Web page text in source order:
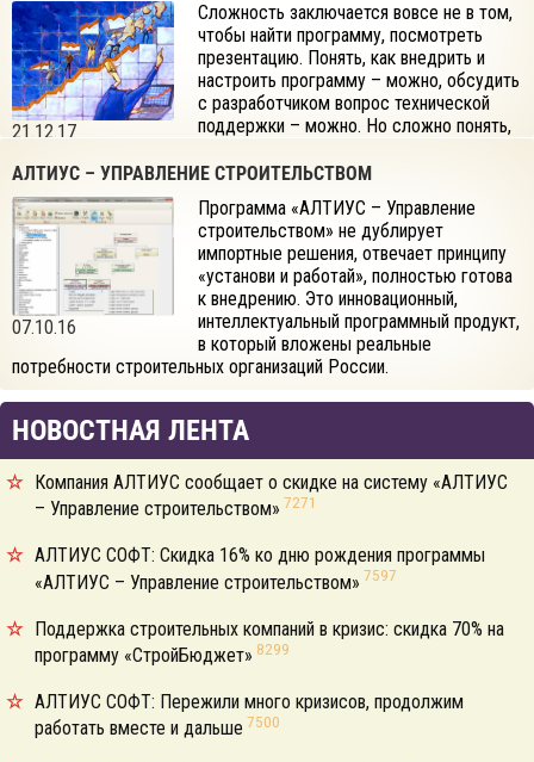
21.12.17
Сложность заключается вовсе не в том,
чтобы найти программу, посмотреть
презентацию. Понять, как внедрить и
настроить программу – можно, обсудить
с разработчиком вопрос технической
поддержки – можно. Но сложно понять,
Какие функции для строительной компании она должна
выполнять? На этом этапе возникает ступор. И, как правило,
строительная компания, не понимая, чего ждать от продукта, не
может сформулировать свои запросы.
АЛТИУС – УПРАВЛЕНИЕ СТРОИТЕЛЬСТВОМ
07.10.16
Программа «АЛТИУС – Управление
строительством» не дублирует
импортные решения, отвечает принципу
«установи и работай», полностью готова
к внедрению. Это инновационный,
интеллектуальный программный продукт,
в который вложены реальные
потребности строительных организаций России.
НОВОСТНАЯ ЛЕНТА
Компания АЛТИУС сообщает о скидке на систему «АЛТИУС
– Управление строительством» 7271
АЛТИУС СОФТ: Скидка 16% ко дню рождения программы
«АЛТИУС – Управление строительством» 7597
Поддержка строительных компаний в кризис: скидка 70% на
программу «СтройБюджет» 8299
АЛТИУС СОФТ: Пережили много кризисов, продолжим
работать вместе и дальше 7500